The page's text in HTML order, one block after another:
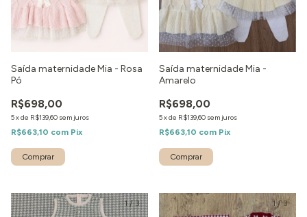
Saída maternidade Mia - Rosa
Pó
R$698,00
5xde R$139,60 sem juros
R$663,10 com Pix
Comprar
Saída maternidade Mia -
Amarelo
R$698,00
5xde R$139,60 sem juros
R$663,10 com Pix
Comprar
1/3 1/3